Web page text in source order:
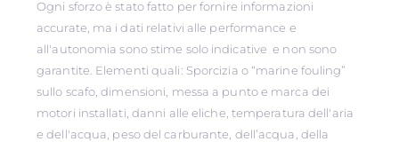
Ogni sforzo è stato fatto per fornire informazioni
accurate, ma i dati relativi alle performance e
all'autonomia sono stime solo indicative e non sono
garantite. Elementi quali: Sporcizia o “marine fouling”
sullo scafo, dimensioni, messa a punto e marca dei
motori installati, danni alle eliche, temperatura dell'aria
e dell'acqua, peso del carburante, dell’acqua, della